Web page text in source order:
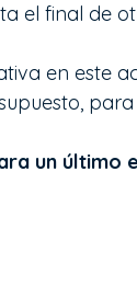
el final de
en este
un último